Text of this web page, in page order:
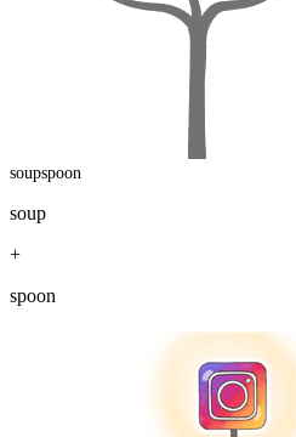
soupspoon
soup
+
spoon